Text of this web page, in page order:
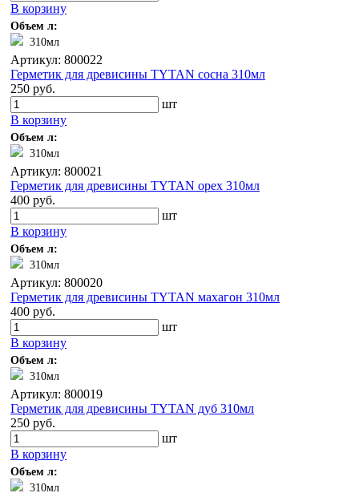
В корзину
Объем л:
310мл
Артикул: 800022
Герметик для древисины TYTAN сосна 310мл
250 руб.
шт
В корзину
Объем л:
310мл
Артикул: 800021
Герметик для древисины TYTAN орех 310мл
400 руб.
шт
В корзину
Объем л:
310мл
Артикул: 800020
Герметик для древисины TYTAN махагон 310мл
400 руб.
шт
В корзину
Объем л:
310мл
Артикул: 800019
Герметик для древисины TYTAN дуб 310мл
250 руб.
шт
В корзину
Объем л:
310мл